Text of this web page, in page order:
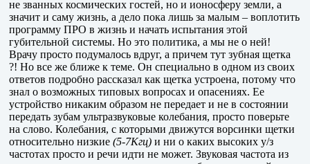
не званных космических гостей, но и ионосферу земли, а
значит и саму жизнь, а дело пока лишь за малым – воплотить
программу ПРО в жизнь и начать испытания этой
губительной системы. Но это политика, а мы не о ней!
Врачу просто подумалось вдруг, а причем тут зубная щетка
?! Но все же ближе к теме. Он специально в одном из своих
ответов подробно рассказал как щетка устроена, потому что
знал о возможных типовых вопросах и опасениях. Ее
устройство никаким образом не передает и не в состоянии
передать зубам ультразвуковые колебания, просто поверьте
на слово. Колебания, с которыми движутся ворсинки щетки
относительно низкие(5-7Кгц) и ни о каких высоких у/з
частотах просто и речи идти не может. Звуковая частота из